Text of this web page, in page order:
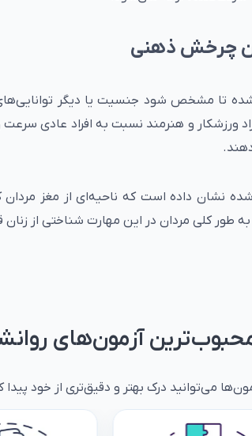
چرخش ذهنی
تا مشخص شود جنسیت یا دیگر توانایی‌های
و هنرمند نسبت به افراد عادی سرعت
نشان داده است که ناحیه‌ای از مغز مردان
طور کلی مردان در این مهارت شناختی از
آزمون‌های
می‌توانید درک بهتر و دقیق‌تری از خود